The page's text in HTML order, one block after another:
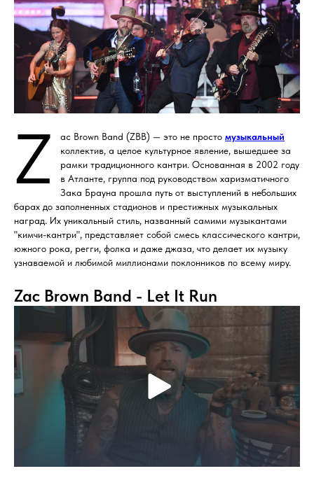
Z ac Brown Band (ZBB) — это не просто музыкальный
коллектив, а целое культурное явление, вышедшее за
рамки традиционного кантри. Основанная в 2002 году
в Атланте, группа под руководством харизматичного
Зака Брауна прошла путь от выступлений в небольших
барах до заполненных стадионов и престижных музыкальных
наград. Их уникальный стиль, названный самими музыкантами
"кимчи-кантри", представляет собой смесь классического кантри,
южного рока, регги, фолка и даже джаза, что делает их музыку
узнаваемой и любимой миллионами поклонников по всему миру.
Zac Brown Band - Let It Run